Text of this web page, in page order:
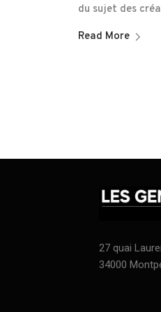
du sujet des
Read More
27 quai
34000